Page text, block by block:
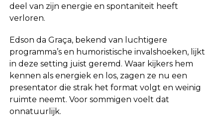
deel van zijn energie en spontaniteit heeft
verloren.
Edson da Graça, bekend van luchtigere
programma’s en humoristische invalshoeken, lijkt
in deze setting juist geremd. Waar kijkers hem
kennen als energiek en los, zagen ze nu een
presentator die strak het format volgt en weinig
ruimte neemt. Voor sommigen voelt dat
onnatuurlijk.